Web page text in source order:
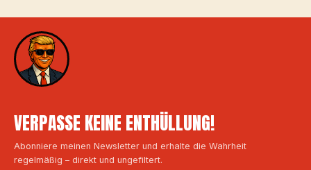
VERPASSE KEINE ENTHÜLLUNG!
Abonniere meinen Newsletter und erhalte die Wahrheit
regelmäßig – direkt und ungefiltert.